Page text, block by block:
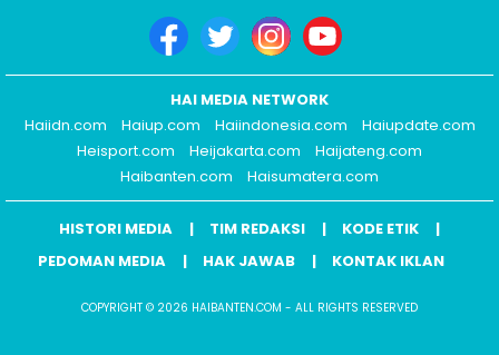
HAI MEDIA NETWORK
Haiidn.com
Haiup.com Haiindonesia.com
Haiupdate.com
Heisport.com
Heijakarta.com
Haijateng.com
Haibanten.com
Haisumatera.com
HISTORI MEDIA TIM REDAKSI
KODE ETIK
PEDOMAN MEDIA
HAK JAWAB KONTAK IKLAN
COPYRIGHT © 2026 HAIBANTEN.COM - ALL RIGHTS RESERVED